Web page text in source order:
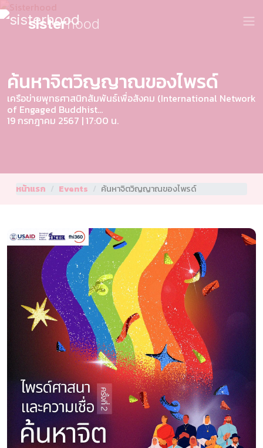
sisterhood
ค้นหาจิตวิญญาณของไพรด์
เครือข่ายพุทธศาสนิกสัมพันธ์เพื่อสังคม (International Network
of Engaged Buddhist...
19 กรกฎาคม 2567 | 17:00 น.
หน้าแรก Events ค้นหาจิตวิญญาณของไพรด์